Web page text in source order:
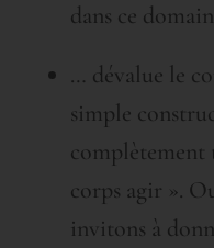
dans ce
… dévalue le
simple
complètement
corps agir ».
invitons à